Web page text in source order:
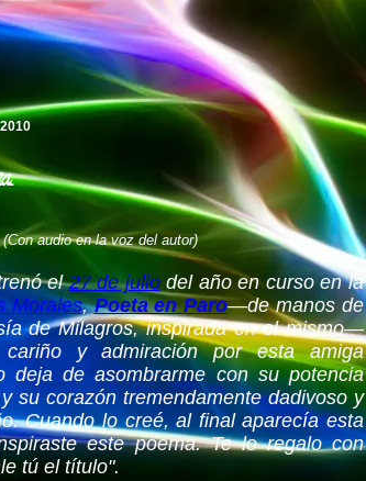
(Con audio en la voz del autor)
el27 de juliodel año en curso en la
Morales,Poeta en Paro—de manos de
de Milagros, inspirada en el mismo—
y admiración por esta amiga
deja de asombrarme con su potencia
su corazón tremendamente dadivoso y
Cuando lo creé, al final aparecía esta
este poema. Te lo regalo con
tú el título".